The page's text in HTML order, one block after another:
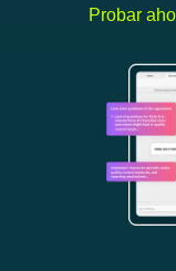
Probar